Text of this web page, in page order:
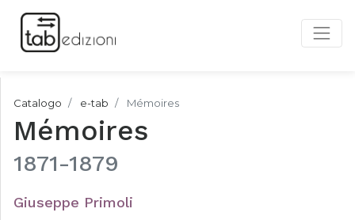
Catalogo e-tab Mémoires
Mémoires
1871-1879
Giuseppe Primoli